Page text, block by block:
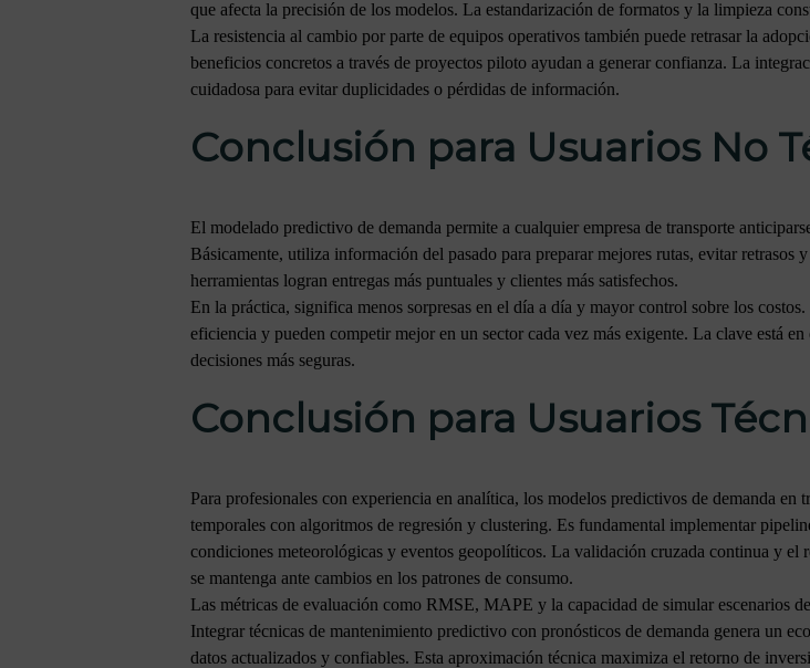
que afecta la precisión de los modelos. La estandarización de formatos y la limpieza
La resistencia al cambio por parte de equipos operativos también puede retrasar la
beneficios concretos a través de proyectos piloto ayudan a generar confianza. La
cuidadosa para evitar duplicidades o pérdidas de información.
Conclusión para Usuarios No
El modelado predictivo de demanda permite a cualquier empresa de transporte
Básicamente, utiliza información del pasado para preparar mejores rutas, evitar retrasos
herramientas logran entregas más puntuales y clientes más satisfechos.
En la práctica, significa menos sorpresas en el día a día y mayor control sobre los
eficiencia y pueden competir mejor en un sector cada vez más exigente. La clave está
decisiones más seguras.
Conclusión para Usuarios
Para profesionales con experiencia en analítica, los modelos predictivos de demanda en
temporales con algoritmos de regresión y clustering. Es fundamental implementar
condiciones meteorológicas y eventos geopolíticos. La validación cruzada continua y el
se mantenga ante cambios en los patrones de consumo.
Las métricas de evaluación como RMSE, MAPE y la capacidad de simular escenarios
Integrar técnicas de mantenimiento predictivo con pronósticos de demanda genera un
datos actualizados y confiables. Esta aproximación técnica maximiza el retorno de